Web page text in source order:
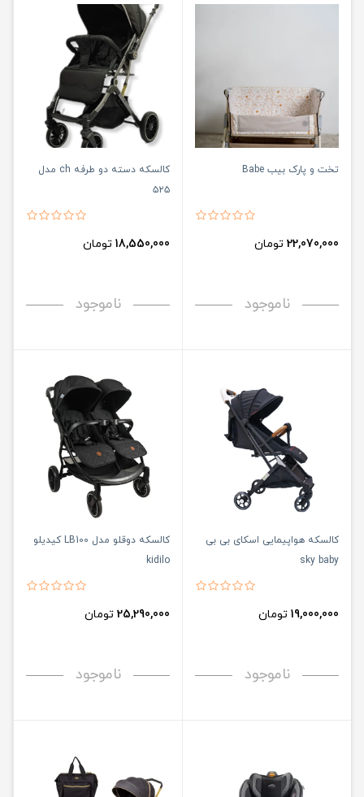
تخت و پارک بیب Babe
22,070,000 تومان
ناموجود
کالسکه دسته دو طرفه ch مدل
۵۲۵
18,550,000 تومان
ناموجود
کالسکه هواپیمایی اسکای بی بی
sky baby
19,000,000 تومان
ناموجود
کالسکه دوقلو مدل LB100 کیدیلو
kidilo
25,290,000 تومان
ناموجود